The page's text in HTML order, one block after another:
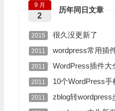
历年同日文章
9 月
2
2015 很久没更新了
2011 wordpress常用插
2011 WordPress插件大
2011 10个WordPress手
2011 zblog转wordpress